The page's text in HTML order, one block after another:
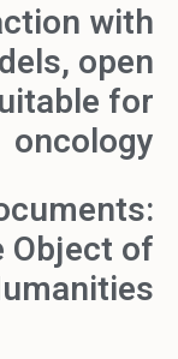
with
open
for
oncology
Object of